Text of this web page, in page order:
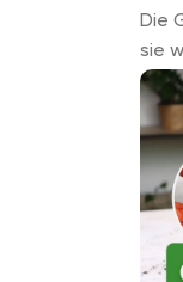
Die
sie